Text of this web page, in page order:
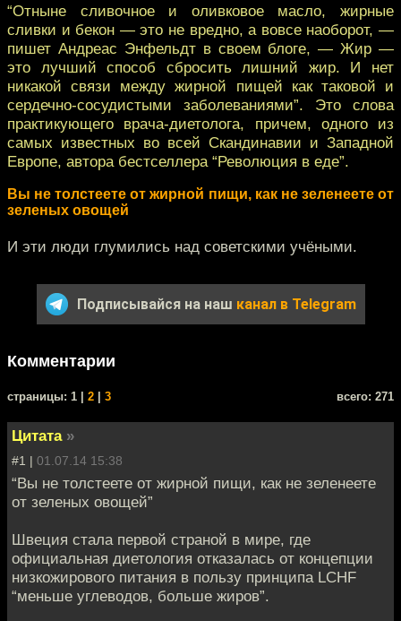
“Отныне сливочное и оливковое масло, жирные
сливки и бекон — это не вредно, а вовсе наоборот, —
пишет Андреас Энфельдт в своем блоге, — Жир —
это лучший способ сбросить лишний жир. И нет
никакой связи между жирной пищей как таковой и
сердечно-сосудистыми заболеваниями”. Это слова
практикующего врача-диетолога, причем, одного из
самых известных во всей Скандинавии и Западной
Европе, автора бестселлера “Революция в еде”.
Вы не толстеете от жирной пищи, как не зеленеете от
зеленых овощей
И эти люди глумились над советскими учёными.
Подписывайся на наш канал в Telegram
Комментарии
cтраницы: 1 | 2 3 всего: 271
Цитата »
#1 | 01.07.14 15:38
“Вы не толстеете от жирной пищи, как не зеленеете
от зеленых овощей”
Швеция стала первой страной в мире, где
официальная диетология отказалась от концепции
низкожирового питания в пользу принципа LCHF
“меньше углеводов, больше жиров”.